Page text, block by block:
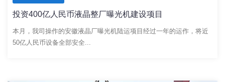
投资400亿人民币液晶整厂曝光机建设项目
本月，我司操作的安徽液晶厂曝光机陆运项目经过一年的运作，将近
50亿人民币设备全部安全...